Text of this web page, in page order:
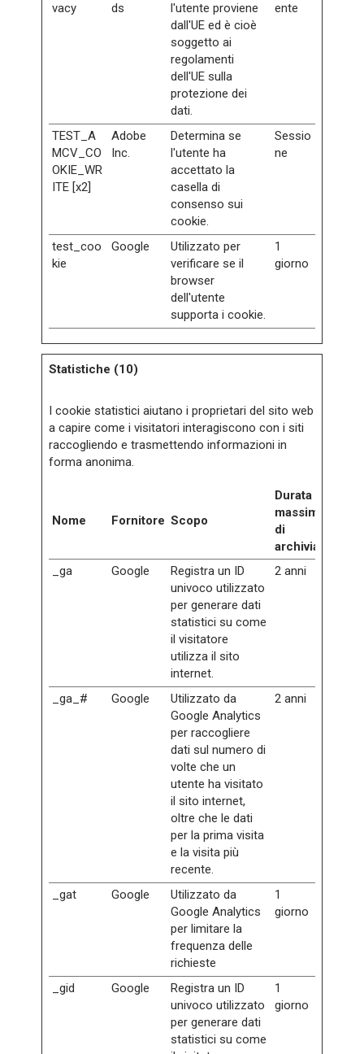
vacy
ds
l'utente proviene
dall'UE ed è cioè
soggetto ai
regolamenti
dell'UE sulla
protezione dei
dati.
ente
TEST_A
MCV_CO
OKIE_WR
ITE [x2]
Adobe
Inc.
Determina se
l'utente ha
accettato la
casella di
consenso sui
cookie.
Sessio
ne
test_coo
kie
Google
Utilizzato per
verificare se il
browser
dell'utente
supporta i cookie.
1
giorno
Statistiche (10)
I cookie statistici aiutano i proprietari del sito web
a capire come i visitatori interagiscono con i siti
raccogliendo e trasmettendo informazioni in
forma anonima.
Nome Fornitore Scopo
Durata
massima
di
archiviazione
_ga
Google
Registra un ID
univoco utilizzato
per generare dati
statistici su come
il visitatore
utilizza il sito
internet.
2 anni
_ga_# Google
Utilizzato da
Google Analytics
per raccogliere
dati sul numero di
volte che un
utente ha visitato
il sito internet,
oltre che le dati
per la prima visita
e la visita più
recente.
2 anni
_gat Google
Utilizzato da
Google Analytics
per limitare la
frequenza delle
richieste
1
giorno
_gid Google
Registra un ID
univoco utilizzato
per generare dati
statistici su come
1
giorno